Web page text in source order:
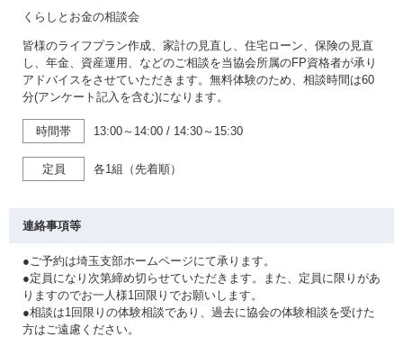
くらしとお金の相談会
皆様のライフプラン作成、家計の見直し、住宅ローン、保険の見直
し、年金、資産運用、などのご相談を当協会所属のFP資格者が承り
アドバイスをさせていただきます。無料体験のため、相談時間は60
分(アンケート記入を含む)になります。
時間帯 13:00～14:00 / 14:30～15:30
定員 各1組（先着順）
連絡事項等
●ご予約は埼玉支部ホームページにて承ります。
●定員になり次第締め切らせていただきます。また、定員に限りがあ
りますのでお一人様1回限りでお願いします。
●相談は1回限りの体験相談であり、過去に協会の体験相談を受けた
方はご遠慮ください。